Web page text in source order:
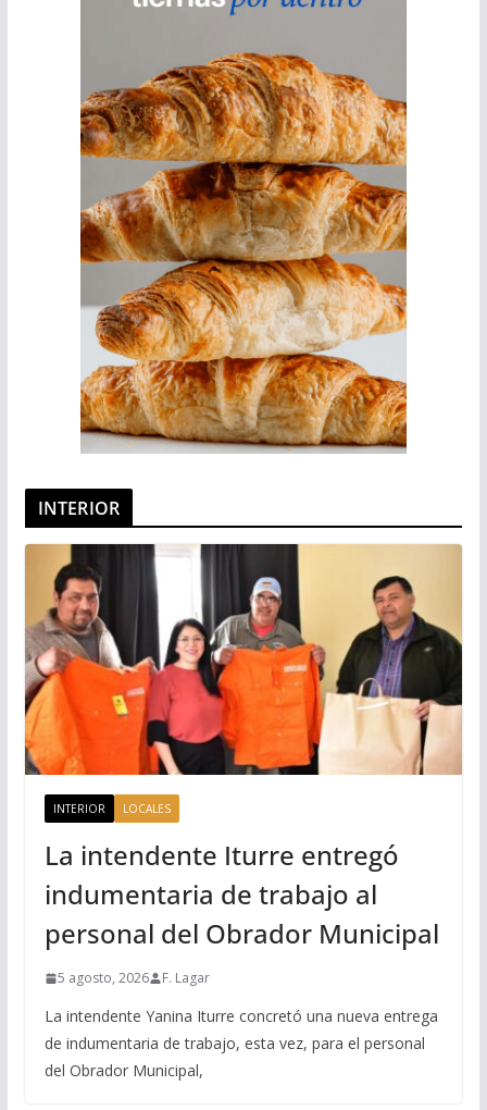
INTERIOR
INTERIOR LOCALES
La intendente Iturre entregó
indumentaria de trabajo al
personal del Obrador Municipal
5 agosto, 2026 F. Lagar
La intendente Yanina Iturre concretó una nueva entrega
de indumentaria de trabajo, esta vez, para el personal
del Obrador Municipal,